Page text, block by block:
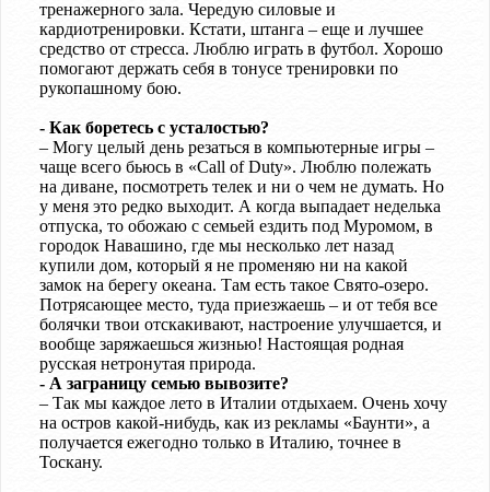
тренажерного зала. Чередую силовые и
кардиотренировки. Кстати, штанга – еще и лучшее
средство от стресса. Люблю играть в футбол. Хорошо
помогают держать себя в тонусе тренировки по
рукопашному бою.
- Как боретесь с усталостью?
– Могу целый день резаться в компьютерные игры –
чаще всего бьюсь в «Call of Duty». Люблю полежать
на диване, посмотреть телек и ни о чем не думать. Но
у меня это редко выходит. А когда выпадает неделька
отпуска, то обожаю с семьей ездить под Муромом, в
городок Навашино, где мы несколько лет назад
купили дом, который я не променяю ни на какой
замок на берегу океана. Там есть такое Свято-озеро.
Потрясающее место, туда приезжаешь – и от тебя все
болячки твои отскакивают, настроение улучшается, и
вообще заряжаешься жизнью! Настоящая родная
русская нетронутая природа.
- А заграницу семью вывозите?
– Так мы каждое лето в Италии отдыхаем. Очень хочу
на остров какой-нибудь, как из рекламы «Баунти», а
получается ежегодно только в Италию, точнее в
Тоскану.